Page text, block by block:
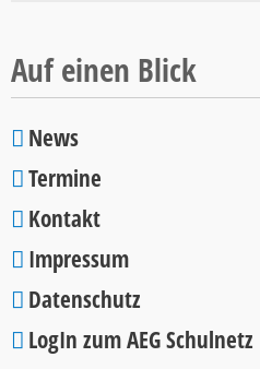
Auf einen Blick
Navigation
überspringen
News
Termine
Kontakt
Impressum
Datenschutz
LogIn zum AEG Schulnetz